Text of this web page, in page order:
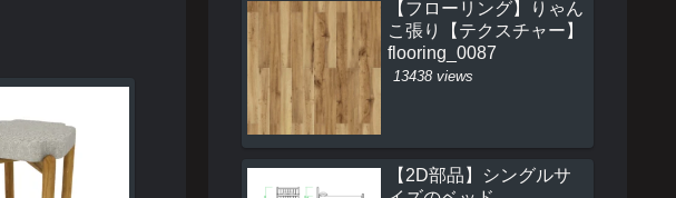
【フローリング】りゃん
こ張り【テクスチャー】
flooring_0087
13438 views
【2D部品】シングルサ